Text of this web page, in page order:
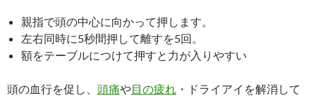
親指で頭の中心に向かって押します。
左右同時に5秒間押して離すを5回。
額をテーブルにつけて押すと力が入りやすい
頭の血行を促し、 頭痛や目の疲れ ・ドライアイを解消して